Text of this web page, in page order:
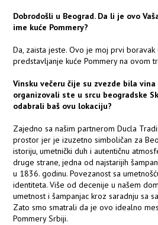
Dobrodošli u Beograd. Da li je ovo
ime kuće Pommery?
Da, zaista jeste. Ovo je moj prvi
predstavljanje kuće Pommery na ovom
Vinsku večeru čije su zvezde bila vina
organizovali ste u srcu beogradske
odabrali baš ovu lokaciju?
Zajedno sa našim partnerom Ducla
prostor jer je izuzetno simboličan za
istoriju, umetnički duh i autentičnu
druge strane, jedna od najstarijih
u 1836. godinu. Povezanost sa
identiteta. Više od decenije u našem
umetnost i šampanjac kroz saradnju sa
Zato smo smatrali da je ovo idealno
Pommery Srbiji.